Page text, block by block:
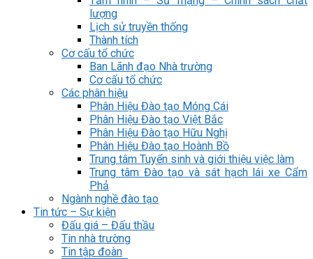
lượng
Lịch sử truyền thống
Thành tích
Cơ cấu tổ chức
Ban Lãnh đạo Nhà trường
Cơ cấu tổ chức
Các phân hiệu
Phân Hiệu Đào tạo Móng Cái
Phân Hiệu Đào tạo Việt Bắc
Phân Hiệu Đào tạo Hữu Nghị
Phân Hiệu Đào tạo Hoành Bồ
Trung tâm Tuyển sinh và giới thiệu việc làm
Trung tâm Đào tạo và sát hạch lái xe Cẩm
Phả
Ngành nghề đào tạo
Tin tức – Sự kiện
Đấu giá – Đấu thầu
Tin nhà trường
Tin tập đoàn